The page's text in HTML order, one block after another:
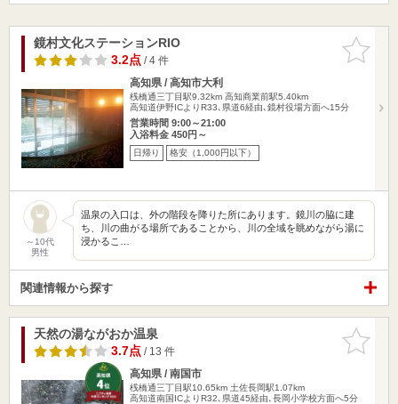
お気に入
りに追加
鏡村文化ステーションRIO
3.2点/ 4 件
高知県 / 高知市大利
桟橋通三丁目駅9.32km 高知商業前駅5.40km
高知道伊野ICよりR33､県道6経由､鏡村役場方面へ15分
営業時間 9:00～21:00
入浴料金 450円～
日帰り 格安（1,000円以下）
～10代
男性
温泉の入口は、外の階段を降りた所にあります。鏡川の脇に建
ち、川の曲がる場所であることから、川の全域を眺めながら湯に
浸かるこ…
関連情報から探す
お気に入
りに追加
天然の湯ながおか温泉
3.7点/ 13 件
高知県 / 南国市
桟橋通三丁目駅10.65km 土佐長岡駅1.07km
高知道南国ICよりR32､県道45経由､長岡小学校方面へ5分